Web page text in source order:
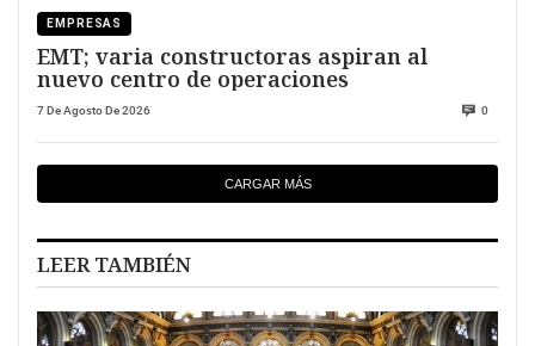
EMPRESAS
EMT; varia constructoras aspiran al
nuevo centro de operaciones
7 De Agosto De 2026 0
CARGAR MÁS
LEER TAMBIÉN